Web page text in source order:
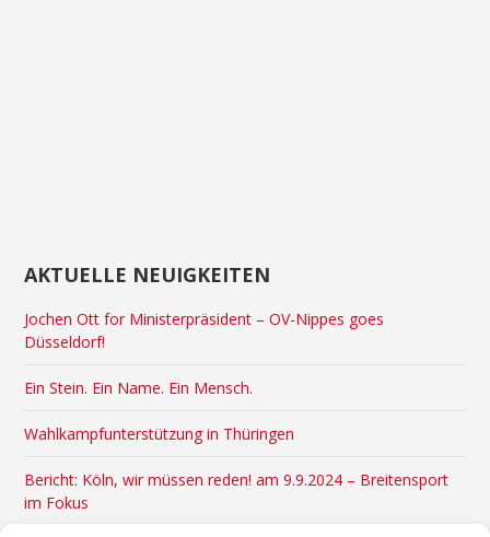
AKTUELLE NEUIGKEITEN
Jochen Ott for Ministerpräsident – OV-Nippes goes
Düsseldorf!
Ein Stein. Ein Name. Ein Mensch.
Wahlkampfunterstützung in Thüringen
Bericht: Köln, wir müssen reden! am 9.9.2024 – Breitensport
im Fokus